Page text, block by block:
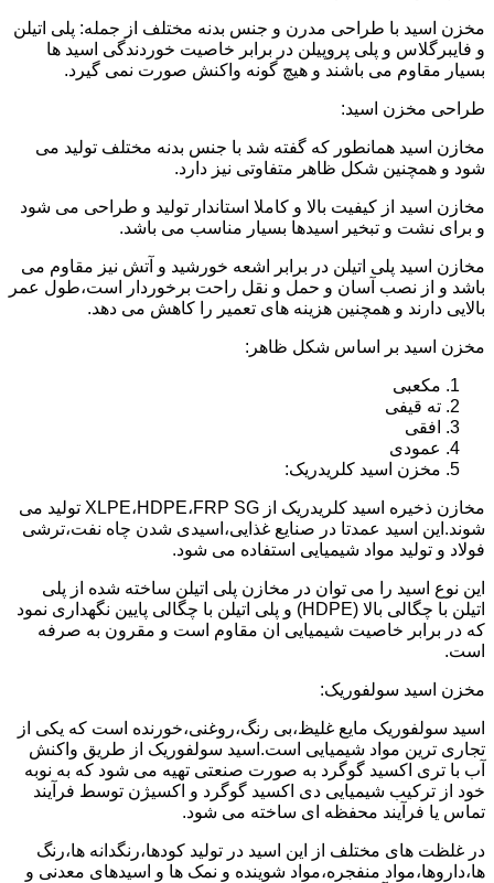
مخزن اسید با طراحی مدرن و جنس بدنه مختلف از جمله: پلی اتیلن
و فایبرگلاس و پلی پروپیلن در برابر خاصیت خوردندگی اسید ها
بسیار مقاوم می باشند و هیچ گونه واکنش صورت نمی گیرد.
طراحی مخزن اسید:
مخازن اسید همانطور که گفته شد با جنس بدنه مختلف تولید می
شود و همچنین شکل ظاهر متفاوتی نیز دارد.
مخازن اسید از کیفیت بالا و کاملا استاندار تولید و طراحی می شود
و برای نشت و تبخیر اسیدها بسیار مناسب می باشد.
مخازن اسید پلی اتیلن در برابر اشعه خورشید و آتش نیز مقاوم می
باشد و از نصب آسان و حمل و نقل راحت برخوردار است،طول عمر
بالایی دارند و همچنین هزینه های تعمیر را کاهش می دهد.
مخزن اسید بر اساس شکل ظاهر:
مکعبی
ته قیفی
افقی
عمودی
مخزن اسید کلریدریک:
مخازن ذخیره اسید کلریدریک از XLPE،HDPE،FRP SG تولید می
شوند.این اسید عمدتا در صنایع غذایی،اسیدی شدن چاه نفت،ترشی
فولاد و تولید مواد شیمیایی استفاده می شود.
این نوع اسید را می توان در مخازن پلی اتیلن ساخته شده از پلی
اتیلن با چگالی بالا (HDPE) و پلی اتیلن با چگالی پایین نگهداری نمود
که در برابر خاصیت شیمیایی ان مقاوم است و مقرون به صرفه
است.
مخزن اسید سولفوریک:
اسید سولفوریک مایع غلیظ،بی رنگ،روغنی،خورنده است که یکی از
تجاری ترین مواد شیمیایی است.اسید سولفوریک از طریق واکنش
آب با تری اکسید گوگرد به صورت صنعتی تهیه می شود که به نوبه
خود از ترکیب شیمیایی دی اکسید گوگرد و اکسیژن توسط فرآیند
تماس یا فرآیند محفظه ای ساخته می شود.
در غلظت های مختلف از این اسید در تولید کودها،رنگدانه ها،رنگ
ها،داروها،مواد منفجره،مواد شوینده و نمک ها و اسیدهای معدنی و